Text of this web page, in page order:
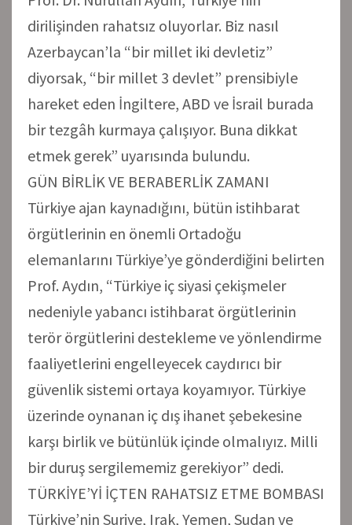
dirilişinden rahatsız oluyorlar. Biz nasıl
Azerbaycan’la “bir millet iki devletiz”
diyorsak, “bir millet 3 devlet” prensibiyle
hareket eden İngiltere, ABD ve İsrail burada
bir tezgâh kurmaya çalışıyor. Buna dikkat
etmek gerek” uyarısında bulundu.
GÜN BİRLİK VE BERABERLİK ZAMANI
Türkiye ajan kaynadığını, bütün istihbarat
örgütlerinin en önemli Ortadoğu
elemanlarını Türkiye’ye gönderdiğini belirten
Prof. Aydın, “Türkiye iç siyasi çekişmeler
nedeniyle yabancı istihbarat örgütlerinin
terör örgütlerini destekleme ve yönlendirme
faaliyetlerini engelleyecek caydırıcı bir
güvenlik sistemi ortaya koyamıyor. Türkiye
üzerinde oynanan iç dış ihanet şebekesine
karşı birlik ve bütünlük içinde olmalıyız. Milli
bir duruş sergilememiz gerekiyor” dedi.
TÜRKİYE’Yİ İÇTEN RAHATSIZ ETME BOMBASI
Türkiye’nin Suriye, Irak, Yemen, Sudan ve